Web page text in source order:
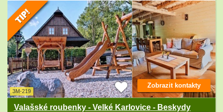
3M-219
Valašské roubenky - Velké Karlovice - Beskydy
Zobrazit kontakty